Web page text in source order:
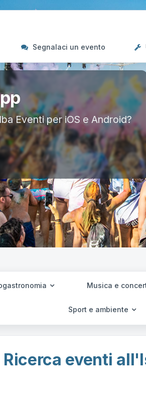
Segnalaci un evento
Eventi per iOS e Android?
Musica e
Sport e ambiente
Ricerca eventi